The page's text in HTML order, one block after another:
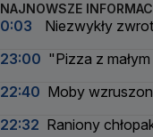
NAJNOWSZE
0:03
Niezwykły
23:00 "Pizza z
22:40 Moby
22:32 Raniony